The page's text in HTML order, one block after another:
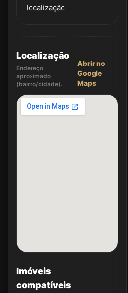
localização
Localização
Endereço
aproximado
(bairro/cidade).
Abrir no
Google
Maps
Imóveis
compatíveis